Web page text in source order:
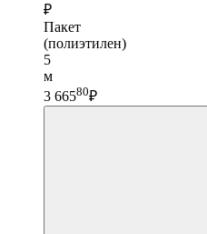
₽
Пакет
(полиэтилен)
5
м
3 66580₽